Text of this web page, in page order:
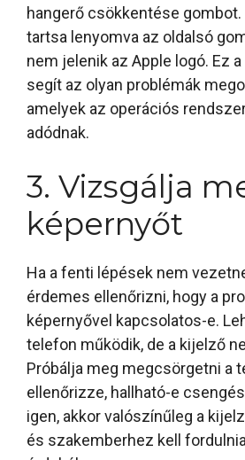
hangerő csökkentése
tartsa lenyomva az oldalsó
nem jelenik az Apple logó. Ez
segít az olyan problémák
amelyek az operációs
adódnak.
3. Vizsgálja
képernyőt
Ha a fenti lépések nem
érdemes ellenőrizni, hogy a
képernyővel kapcsolatos-e.
telefon működik, de a kijelző
Próbálja meg megcsörgetni a
ellenőrizze, hallható-e
igen, akkor valószínűleg a
és szakemberhez kell